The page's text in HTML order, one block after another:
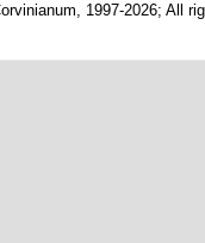
1997-2026; All